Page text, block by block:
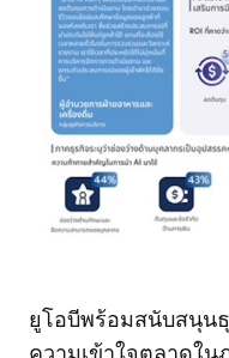
ยูโอบีพร้อมสนับสนุน